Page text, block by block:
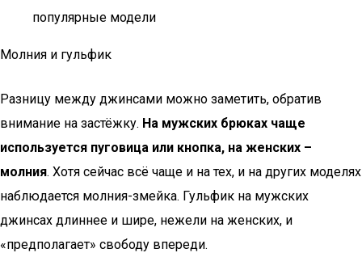
популярные модели
Молния и гульфик
Разницу между джинсами можно заметить, обратив
внимание на застёжку. На мужских брюках чаще
используется пуговица или кнопка, на женских –
молния. Хотя сейчас всё чаще и на тех, и на других моделях
наблюдается молния-змейка. Гульфик на мужских
джинсах длиннее и шире, нежели на женских, и
«предполагает» свободу впереди.